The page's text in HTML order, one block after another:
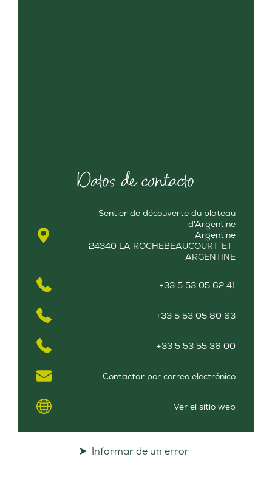
Datos de contacto
Sentier de découverte du plateau
d'Argentine
Argentine
24340 LA ROCHEBEAUCOURT-ET-
ARGENTINE
+33 5 53 05 62 41
+33 5 53 05 80 63
+33 5 53 55 36 00
Contactar por correo electrónico
Ver el sitio web
Informar de un error